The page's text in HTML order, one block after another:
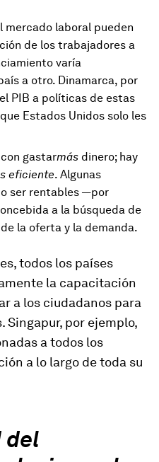
mercado laboral pueden
de los trabajadores a
varía
a otro. Dinamarca, por
PIB a políticas de estas
Estados Unidos solo les
gastarmás dinero; hay
eficiente. Algunas
ser rentables —por
a la búsqueda de
la oferta y la demanda.
todos los países
la capacitación
a los ciudadanos para
Singapur, por ejemplo,
a todos los
a lo largo de toda su
del